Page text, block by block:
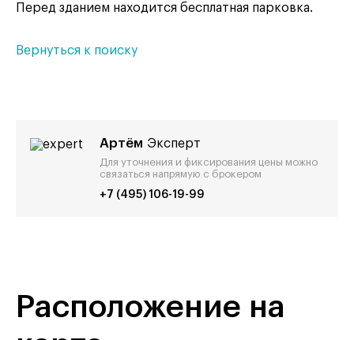
Перед зданием находится бесплатная парковка.
Вернуться к поиску
Артём Эксперт
Для уточнения и фиксирования цены можно
связаться напрямую с брокером
+7 (495) 106-19-99
Расположение на